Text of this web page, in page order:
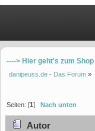
----> Hier geht's zum Shop
danipeuss.de - Das Forum »
Seiten: [1] Nach unten
Autor